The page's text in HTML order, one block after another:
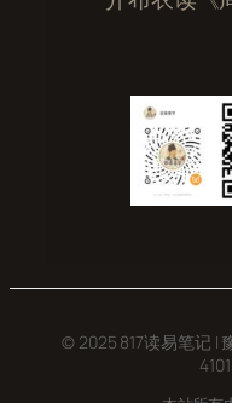
© 2025 817读易笔记 |